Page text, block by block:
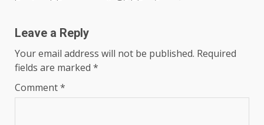
Leave a Reply
Your email address will not be published. Required
fields are marked *
Comment*